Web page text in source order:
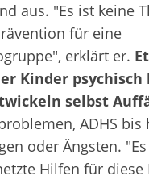
aus. "Es ist keine
für eine
erklärt er.
Kinder
selbst
ADHS bis
oder Ängsten.
Hilfen für diese